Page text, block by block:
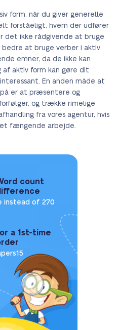
form, når du giver generelle
forståeligt, hvem der udfører
det ikke rådgivende at bruge
bedre at bruge verber i aktiv
emner, da de ikke kan
af aktiv form kan gøre dit
En anden måde at
er at præsentere og
og trække rimelige
fra vores agentur, hvis
fængende arbejde.
count
instead of 270
a 1st-time